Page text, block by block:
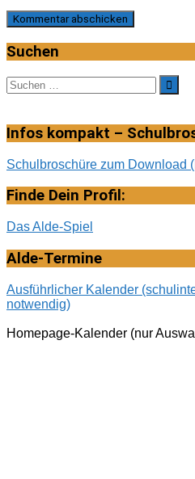
Suchen
Suche
nach:
Infos kompakt –
Schulbroschüre zum Download
Finde Dein Profil:
Das Alde-Spiel
Alde-Termine
Ausführlicher Kalender
notwendig)
Homepage-Kalender (nur